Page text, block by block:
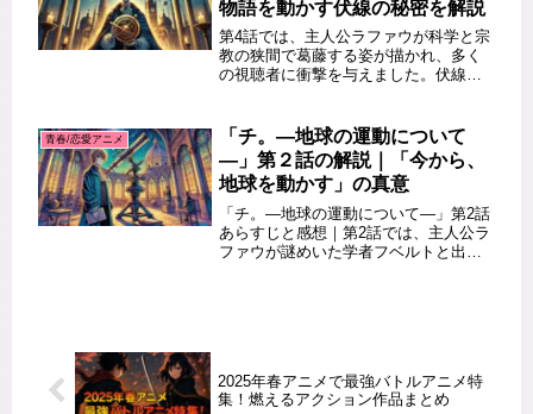
物語を動かす伏線の秘密を解説
第4話では、主人公ラファウが科学と宗
教の狭間で葛藤する姿が描かれ、多く
の視聴者に衝撃を与えました。伏線が
重要なポイントとなっています。この
記事では、第4話の感想と考察、そし...
青春/恋愛アニメ
「チ。―地球の運動について
―」第２話の解説｜「今から、
地球を動かす」の真意
「チ。―地球の運動について―」第2話
あらすじと感想｜第2話では、主人公ラ
ファウが謎めいた学者フベルトと出会
2025年春アニメで最強バトルアニメ特
集！燃えるアクション作品まとめ